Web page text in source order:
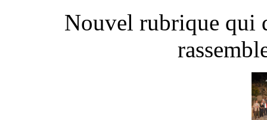
Nouvel rubrique qui